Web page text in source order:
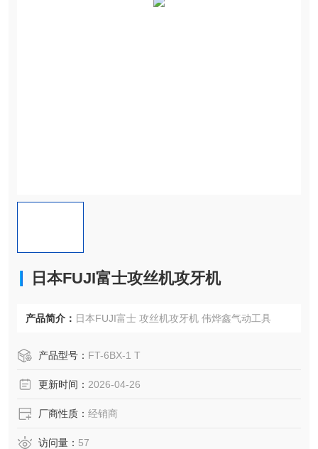
日本FUJI富士攻丝机攻牙机
产品简介： 日本FUJI富士 攻丝机攻牙机 伟烨鑫气动工具
产品型号： FT-6BX-1 T
更新时间： 2026-04-26
厂商性质： 经销商
访问量： 57